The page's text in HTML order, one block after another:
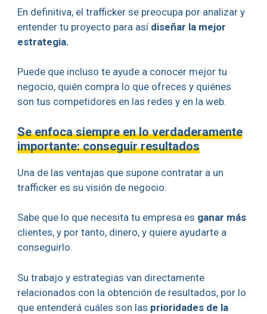
En definitiva, el trafficker se preocupa por analizar y
entender tu proyecto para así diseñar la mejor
estrategia.
Puede que incluso te ayude a conocer mejor tu
negocio, quién compra lo que ofreces y quiénes
son tus competidores en las redes y en la web.
Se enfoca siempre en lo verdaderamente
importante: conseguir resultados
Una de las ventajas que supone contratar a un
trafficker es su visión de negocio.
Sabe que lo que necesita tu empresa es ganar más
clientes, y por tanto, dinero, y quiere ayudarte a
conseguirlo.
Su trabajo y estrategias van directamente
relacionados con la obtención de resultados, por lo
que entenderá cuáles son las prioridades de la